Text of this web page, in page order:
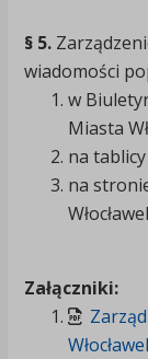
§ 5.
wiadomości
w
Miasta
na
na
Załączniki: